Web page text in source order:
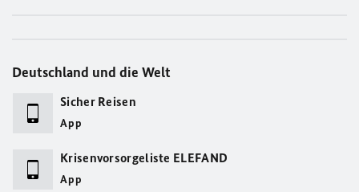
Deutschland und die Welt
Sicher Reisen
App
Krisenvorsorgeliste ELEFAND
App